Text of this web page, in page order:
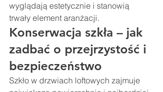
wyglądają estetycznie i stanowią
trwały element aranżacji.
Konserwacja szkła – jak
zadbać o przejrzystość i
bezpieczeństwo
Szkło w drzwiach loftowych zajmuje